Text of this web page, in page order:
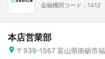
金融機関コード：1412
本店営業部
〒939-1567 富山県南砺市